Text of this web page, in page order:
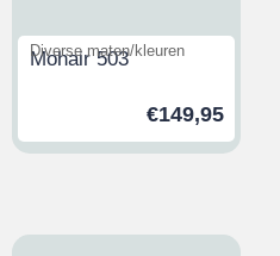
Mohair 503
Diverse maten/kleuren
€149,95